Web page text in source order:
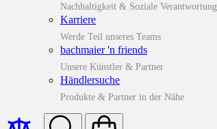
Nachhaltigkeit & Soziale Verantwortung
Karriere
Werde Teil unseres Teams
bachmaier 'n friends
Unsere Künstler & Partner
Händlersuche
Produkte & Partner in der Nähe